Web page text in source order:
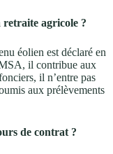
retraite agricole ?
éolien est déclaré en
il contribue aux
il n’entre pas
aux prélèvements
de contrat ?